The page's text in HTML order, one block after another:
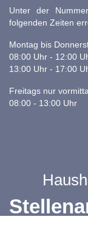
Unter der
folgenden Zeiten
Montag bis
08:00 Uhr - 12:00
13:00 Uhr - 17:00
Freitags nur
08:00 - 13:00 Uhr